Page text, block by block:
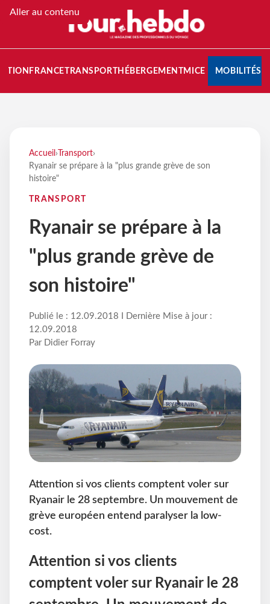
Aller au contenu
FRANCETRANSPORT HÉBERGEMENTMICE MOBILITÉS
Accueil › Transport›
Ryanair se prépare à la "plus grande grève de son
histoire"
TRANSPORT
Ryanair se prépare à la
"plus grande grève de
son histoire"
Publié le : 12.09.2018 I Dernière Mise à jour :
12.09.2018
Par Didier Forray
Attention si vos clients comptent voler sur
Ryanair le 28 septembre. Un mouvement de
grève européen entend paralyser la low-
cost.
Attention si vos clients
comptent voler sur Ryanair le 28